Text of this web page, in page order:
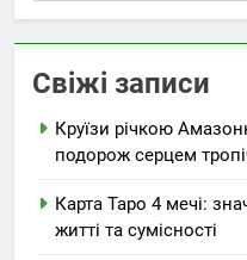
Свіжі записи
Круїзи річкою
подорож серцем
Карта Таро 4 мечі:
житті та сумісності